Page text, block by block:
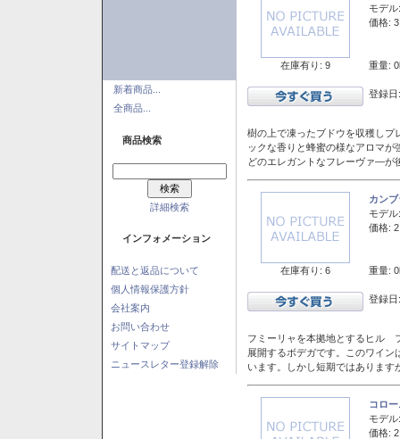
新着商品...
全商品...
商品検索
詳細検索
インフォメーション
配送と返品について
個人情報保護方針
会社案内
お問い合わせ
サイトマップ
ニュースレター登録解除
在庫有り: 9
モデル:
価格:
重量:
登録
樹の上で凍ったブドウを収穫しプ
ックな香りと蜂蜜の様なアロマ
どのエレガントなフレーヴァ―が
在庫有り: 6
カン
モデル:
価格:
重量:
登録
フミーリャを本拠地とするヒル
展開するボデガです。このワイ
います。しかし短期ではありま
コロ
モデル:
価格: